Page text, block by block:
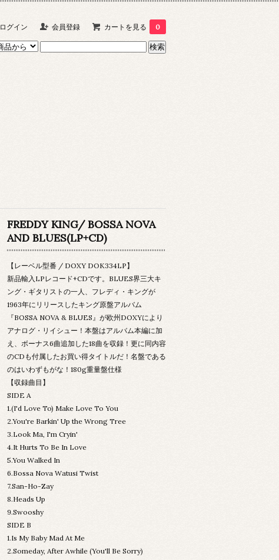
ログイン 会員登録 カートを見る 0
FREDDY KING/ BOSSA NOVA
AND BLUES(LP+CD)
【レーベル型番 / DOXY DOK334LP】
新品輸入LPレコード+CDです。BLUES界三大キ
ング・ギタリストの一人、フレディ・キングが
1963年にリリースしたキング原盤アルバム
『BOSSA NOVA & BLUES』が欧州DOXYにより
アナログ・リイシュー！本盤はアルバム本編に加
え、ボーナス6曲追加した18曲を収録！更に同内容
のCDも付属したお買い得タイトルだ！名盤である
のはいわずもがな！180g重量盤仕様
【収録曲目】
SIDE A
1.(I'd Love To) Make Love To You
2.You're Barkin' Up the Wrong Tree
3.Look Ma, I'm Cryin'
4.It Hurts To Be In Love
5.You Walked In
6.Bossa Nova Watusi Twist
7.San-Ho-Zay
8.Heads Up
9.Swooshy
SIDE B
1.Is My Baby Mad At Me
2.Someday, After Awhile (You'll Be Sorry)